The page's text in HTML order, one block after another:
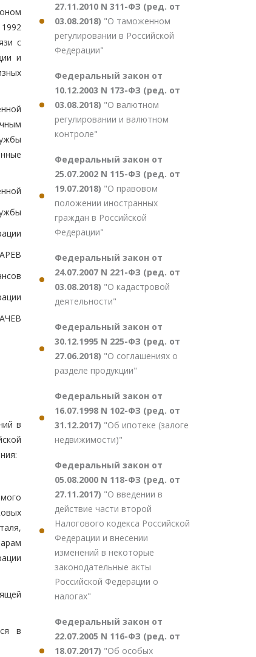
с
и
в
в
27.11.2010 N 311-ФЗ (ред. от
03.08.2018) "О таможенном
регулировании в Российской
Федерации"
Федеральный закон от
10.12.2003 N 173-ФЗ (ред. от
03.08.2018) "О валютном
регулировании и валютном
контроле"
Федеральный закон от
25.07.2002 N 115-ФЗ (ред. от
19.07.2018) "О правовом
положении иностранных
граждан в Российской
Федерации"
Федеральный закон от
24.07.2007 N 221-ФЗ (ред. от
03.08.2018) "О кадастровой
деятельности"
Федеральный закон от
30.12.1995 N 225-ФЗ (ред. от
27.06.2018) "О соглашениях о
разделе продукции"
Федеральный закон от
16.07.1998 N 102-ФЗ (ред. от
31.12.2017) "Об ипотеке (залоге
недвижимости)"
Федеральный закон от
05.08.2000 N 118-ФЗ (ред. от
27.11.2017) "О введении в
действие части второй
Налогового кодекса Российской
Федерации и внесении
изменений в некоторые
законодательные акты
Российской Федерации о
налогах"
Федеральный закон от
22.07.2005 N 116-ФЗ (ред. от
18.07.2017) "Об особых